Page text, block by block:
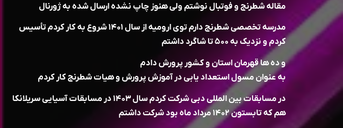
مقاله شطرنج و فوتبال نوشتم ولی هنوز چاپ نشده ارسال شده به ژورنال
مدرسه تخصصی شطرنج دارم توی ارومیه از سال ۱۴۰۱ شروع به کار کردم تأسیس
کردم و نزدیک به ۵۰۰ تا شاگرد داشتم
و ده ها قهرمان استان و کشور پرورش دادم
به عنوان مسول استعداد یابی در آموزش پرورش و هیات شطرنج کار کردم
در مسابقات بین المللی دبی شرکت کردم سال ۱۴۰۳ در مسابقات آسیایی سریلانکا
هم که تابستون ۱۴۰۲ مرداد ماه بود شرکت داشتم